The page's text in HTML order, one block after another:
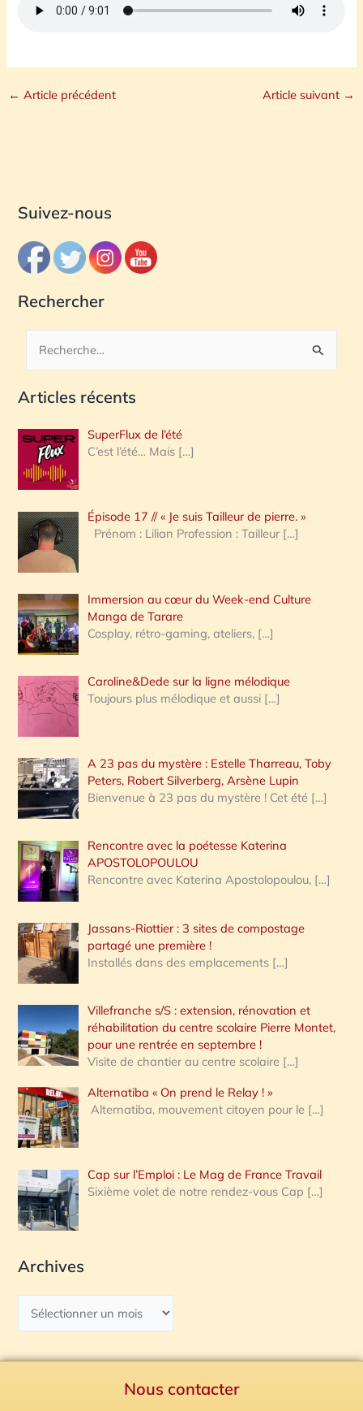
← Article précédent Article suivant →
Suivez-nous
Rechercher
c
e
r
c
h
e
:
Articles récents
SuperFlux de l’été
C’est l’été… Mais […]
Épisode 17 // « Je suis Tailleur de pierre. »
Prénom : Lilian Profession : Tailleur […]
Immersion au cœur du Week-end Culture
Manga de Tarare
Cosplay, rétro-gaming, ateliers, […]
Caroline&Dede sur la ligne mélodique
Toujours plus mélodique et aussi […]
A 23 pas du mystère : Estelle Tharreau, Toby
Peters, Robert Silverberg, Arsène Lupin
Bienvenue à 23 pas du mystère ! Cet été […]
Rencontre avec la poétesse Katerina
APOSTOLOPOULOU
Rencontre avec Katerina Apostolopoulou, […]
Jassans-Riottier : 3 sites de compostage
partagé une première !
Installés dans des emplacements […]
Villefranche s/S : extension, rénovation et
réhabilitation du centre scolaire Pierre Montet,
pour une rentrée en septembre !
Visite de chantier au centre scolaire […]
Alternatiba « On prend le Relay ! »
Alternatiba, mouvement citoyen pour le […]
Cap sur l’Emploi : Le Mag de France Travail
Sixième volet de notre rendez-vous Cap […]
Archives
Nous contacter